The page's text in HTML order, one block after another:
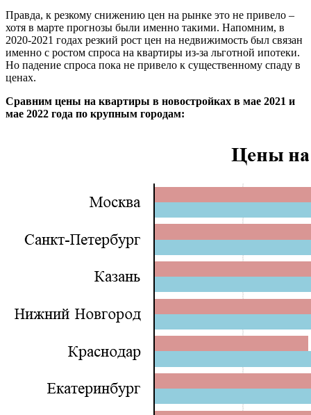
Правда, к резкому снижению цен на рынке это не привело –
хотя в марте прогнозы были именно такими. Напомним, в
2020-2021 годах резкий рост цен на недвижимость был связан
именно с ростом спроса на квартиры из-за льготной ипотеки.
Но падение спроса пока не привело к существенному спаду в
ценах.
Сравним цены на квартиры в новостройках в мае 2021 и
мае 2022 года по крупным городам: